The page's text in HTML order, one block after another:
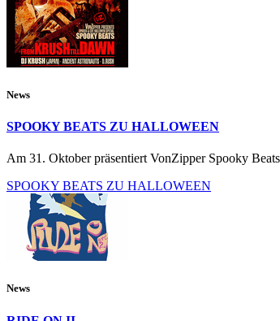
News
SPOOKY BEATS ZU HALLOWEEN
Am 31. Oktober präsentiert VonZipper Spooky
SPOOKY BEATS ZU HALLOWEEN
News